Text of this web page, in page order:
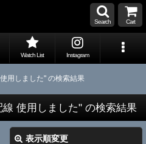
Search Cart
Watch List Instagram
用しました" の検索結果
使用しました" の検索結果
表示順変更